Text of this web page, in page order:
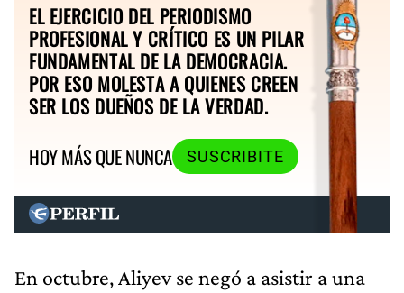
EL EJERCICIO DEL PERIODISMO
PROFESIONAL Y CRÍTICO ES UN PILAR
FUNDAMENTAL DE LA DEMOCRACIA.
POR ESO MOLESTA A QUIENES CREEN
SER LOS DUEÑOS DE LA VERDAD.
HOY MÁS QUE NUNCA
SUSCRIBITE
En octubre, Aliyev se negó a asistir a una